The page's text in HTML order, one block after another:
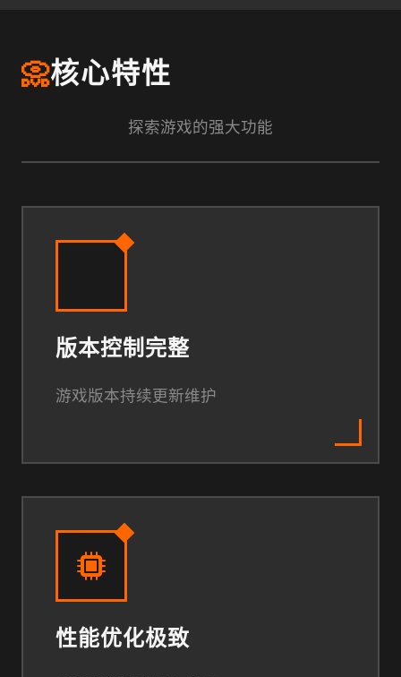
📀核心特性
探索游戏的强大功能
版本控制完整
游戏版本持续更新维护
性能优化极致